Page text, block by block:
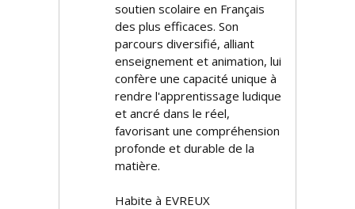
soutien scolaire en Français
des plus efficaces. Son
parcours diversifié, alliant
enseignement et animation, lui
confère une capacité unique à
rendre l'apprentissage ludique
et ancré dans le réel,
favorisant une compréhension
profonde et durable de la
matière.
Habite à EVREUX